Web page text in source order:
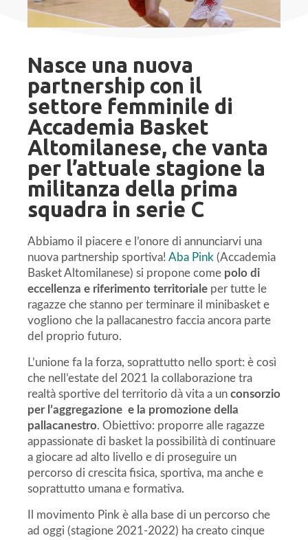
Nasce una nuova
partnership con il
settore femminile di
Accademia Basket
Altomilanese, che vanta
per l’attuale stagione la
militanza della prima
squadra in serie C
Abbiamo il piacere e l’onore di annunciarvi una
nuova partnership sportiva! Aba Pink (Accademia
Basket Altomilanese) si propone come polo di
eccellenza e riferimento territoriale per tutte le
ragazze che stanno per terminare il minibasket e
vogliono che la pallacanestro faccia ancora parte
del proprio futuro.
L’unione fa la forza, soprattutto nello sport: è così
che nell’estate del 2021 la collaborazione tra
realtà sportive del territorio dà vita a un consorzio
per l’aggregazione e la promozione della
pallacanestro. Obiettivo: proporre alle ragazze
appassionate di basket la possibilità di continuare
a giocare ad alto livello e di proseguire un
percorso di crescita fisica, sportiva, ma anche e
soprattutto umana e formativa.
Il movimento Pink è alla base di un percorso che
ad oggi (stagione 2021-2022) ha creato cinque